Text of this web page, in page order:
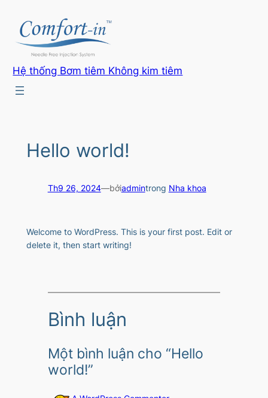
Hệ thống Bơm tiêm Không kim tiêm
Hello world!
Th9 26, 2024—bởiadmintrong Nha khoa
Welcome to WordPress. This is your first post. Edit or
delete it, then start writing!
Bình luận
Một bình luận cho “Hello
world!”